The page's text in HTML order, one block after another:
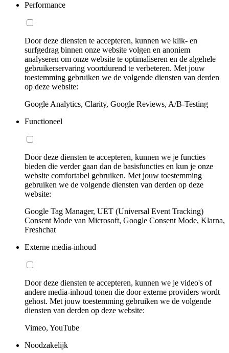
Performance
Door deze diensten te accepteren, kunnen we klik- en
surfgedrag binnen onze website volgen en anoniem
analyseren om onze website te optimaliseren en de algehele
gebruikerservaring voortdurend te verbeteren. Met jouw
toestemming gebruiken we de volgende diensten van derden
op deze website:
Google Analytics, Clarity, Google Reviews, A/B-Testing
Functioneel
Door deze diensten te accepteren, kunnen we je functies
bieden die verder gaan dan de basisfuncties en kun je onze
website comfortabel gebruiken. Met jouw toestemming
gebruiken we de volgende diensten van derden op deze
website:
Google Tag Manager, UET (Universal Event Tracking)
Consent Mode van Microsoft, Google Consent Mode, Klarna,
Freshchat
Externe media-inhoud
Door deze diensten te accepteren, kunnen we je video's of
andere media-inhoud tonen die door externe providers wordt
gehost. Met jouw toestemming gebruiken we de volgende
diensten van derden op deze website:
Vimeo, YouTube
Noodzakelijk